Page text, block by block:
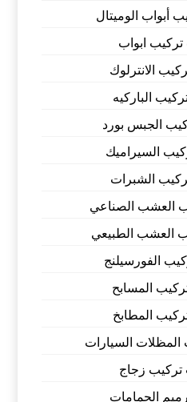
أبواب الوميتال
ابواب
الانترلوك
الباركيه
الجبس بورد
السيراميك
الشبرات
العشب الصناعي
العشب الطبيعي
الفورسيلنج
المسابح
المطابخ
السيارات
زجاج
الحمامات